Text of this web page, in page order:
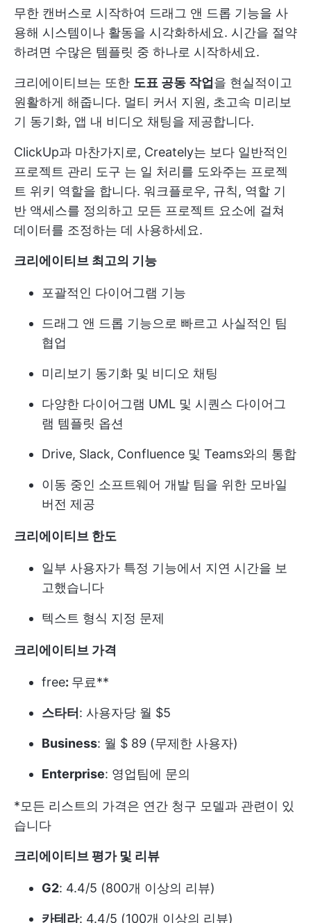
무한 캔버스로 시작하여 드래그 앤 드롭 기능을 사
용해 시스템이나 활동을 시각화하세요. 시간을 절약
하려면 수많은 템플릿 중 하나로 시작하세요.
크리에이티브는 또한 도표 공동 작업을 현실적이고
원활하게 해줍니다. 멀티 커서 지원, 초고속 미리보
기 동기화, 앱 내 비디오 채팅을 제공합니다.
ClickUp과 마찬가지로, Creately는 보다 일반적인
프로젝트 관리 도구 는 일 처리를 도와주는 프로젝
트 위키 역할을 합니다. 워크플로우, 규칙, 역할 기
반 액세스를 정의하고 모든 프로젝트 요소에 걸쳐
데이터를 조정하는 데 사용하세요.
크리에이티브 최고의 기능
포괄적인 다이어그램 기능
드래그 앤 드롭 기능으로 빠르고 사실적인 팀
협업
미리보기 동기화 및 비디오 채팅
다양한 다이어그램 UML 및 시퀀스 다이어그
램 템플릿 옵션
Drive, Slack, Confluence 및 Teams와의 통합
이동 중인 소프트웨어 개발 팀을 위한 모바일
버전 제공
크리에이티브 한도
일부 사용자가 특정 기능에서 지연 시간을 보
고했습니다
텍스트 형식 지정 문제
크리에이티브 가격
free: 무료**
스타터: 사용자당 월 $5
Business: 월 $ 89 (무제한 사용자)
Enterprise: 영업팀에 문의
*모든 리스트의 가격은 연간 청구 모델과 관련이 있
습니다
크리에이티브 평가 및 리뷰
G2: 4.4/5 (800개 이상의 리뷰)
카테라: 4.4/5 (100개 이상의 리뷰)